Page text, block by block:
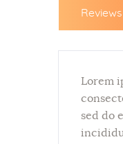
Lorem
sed do